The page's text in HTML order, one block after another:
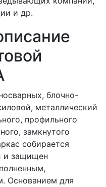
и др.
блочно-
металлический
профильного
замкнутого
собирается
и защищен
Основанием для